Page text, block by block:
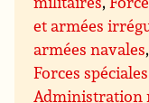
et armées
armées navales
Forces
Administration